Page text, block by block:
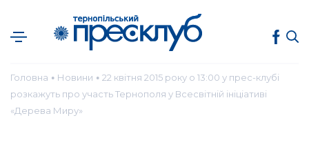
Головна ● Новини ● 22 квітня 2015 року о 13:00 у прес-клубі
розкажуть про участь Тернополя у Всесвітній ініціативі
«Дерева Миру»